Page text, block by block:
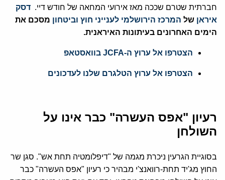
חברתית שטרם שככה מאז אירועי המחאה של חודש דיי. דסק
איראן של המרכז הירושלמי לענייני חוץ וביטחון מסכם את
הימים האחרונים בעיתונות האיראנית.
הצטרפו אל ערוץ ה-JCFA בוואסטאפ
הצטרפו אל ערוץ הטלגרם שלנו לעדכונים
רעיון "אפס העשרה" כבר אינו על
השולחן
בסוגיית הגרעין ניכרת מגמה של "דיפלומטיה תחת אש". סגן שר
החוץ מג'יד תחת-רוואנצ'י מבהיר כי רעיון "אפס העשרה" כבר